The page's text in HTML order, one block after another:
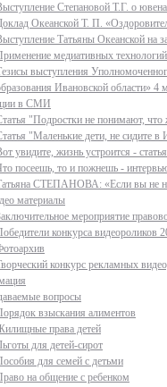
Степановой Т.Г. о
Океанской Т. П.
Татьяны Океанской на
медиативных
выступления
Ивановской области» 4
в СМИ
"Подростки не понимают, что
"Маленькие дети, не сидите в
увидите, жизнь устроится -
посеешь, то и пожнешь -
СТЕПАНОВА: «Если вы не
материалы
мероприятие
конкурса видеороликов
конкурс рекламных
вопросы
взыскания алиментов
права детей
для детей-сирот
для семей с детьми
на общение с ребенком